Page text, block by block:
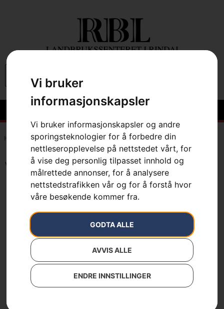
Vi bruker
informasjonskapsler
Vi bruker informasjonskapsler og andre
sporingsteknologier for å forbedre din
nettleseropplevelse på nettstedet vårt, for
å vise deg personlig tilpasset innhold og
målrettede annonser, for å analysere
nettstedstrafikken vår og for å forstå hvor
våre besøkende kommer fra.
GODTA ALLE
AVVIS ALLE
ENDRE INNSTILLINGER
Hem 7391883508008
Viser det ene resultatet